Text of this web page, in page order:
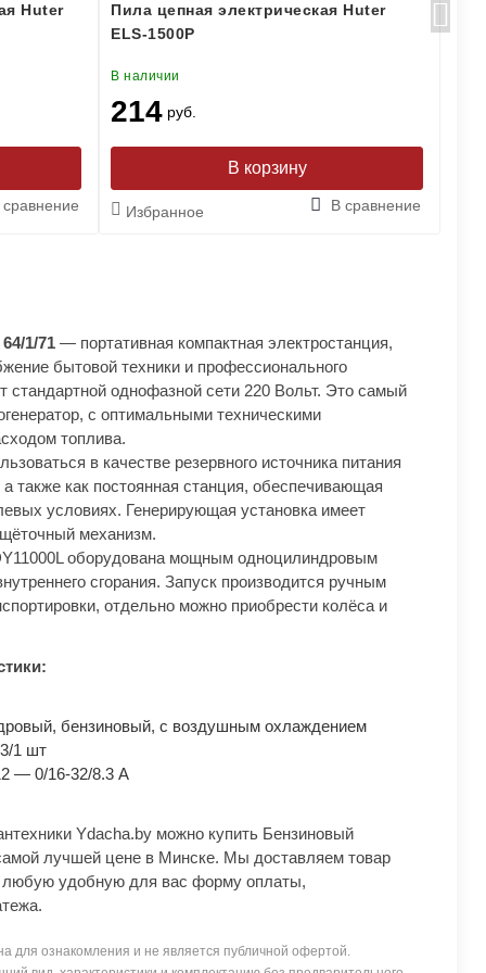
Huter
Пила цепная электрическая Huter
ELS-1500P
В наличии
214 руб.
Избранное В сравнение
1/71 — портативная компактная электростанция,
бытовой техники и профессионального
стандартной однофазной сети 220 Вольт. Это самый
с оптимальными техническими
топлива.
в качестве резервного источника питания
также как постоянная станция, обеспечивающая
условиях. Генерирующая установка имеет
механизм.
оборудована мощным одноцилиндровым
сгорания. Запуск производится ручным
отдельно можно приобрести колёса и
бензиновый, с воздушным охлаждением
1 шт
— 0/16-32/8.3 А
Ydacha.by можно купить Бензиновый
лучшей цене в Минске. Мы доставляем товар
любую удобную для вас форму оплаты,
для ознакомления и не является публичной офертой.